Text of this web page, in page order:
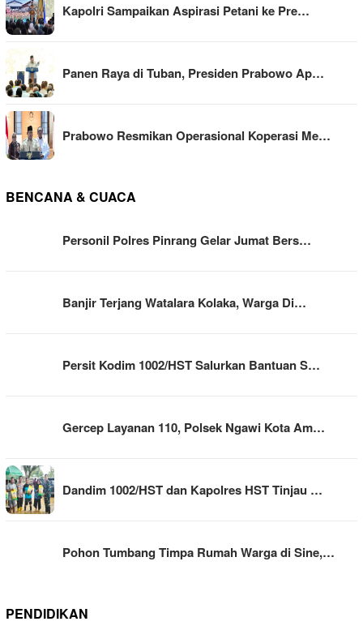
Kapolri Sampaikan Aspirasi Petani ke Pre…
Panen Raya di Tuban, Presiden Prabowo Ap…
Prabowo Resmikan Operasional Koperasi Me…
BENCANA & CUACA
Personil Polres Pinrang Gelar Jumat Bers…
Banjir Terjang Watalara Kolaka, Warga Di…
Persit Kodim 1002/HST Salurkan Bantuan S…
Gercep Layanan 110, Polsek Ngawi Kota Am…
Dandim 1002/HST dan Kapolres HST Tinjau …
Pohon Tumbang Timpa Rumah Warga di Sine,…
PENDIDIKAN